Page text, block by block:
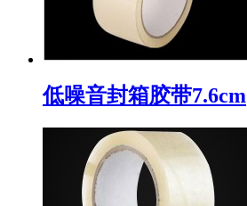
低噪音封箱胶带7.6cm